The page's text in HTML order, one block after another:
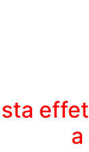
sta